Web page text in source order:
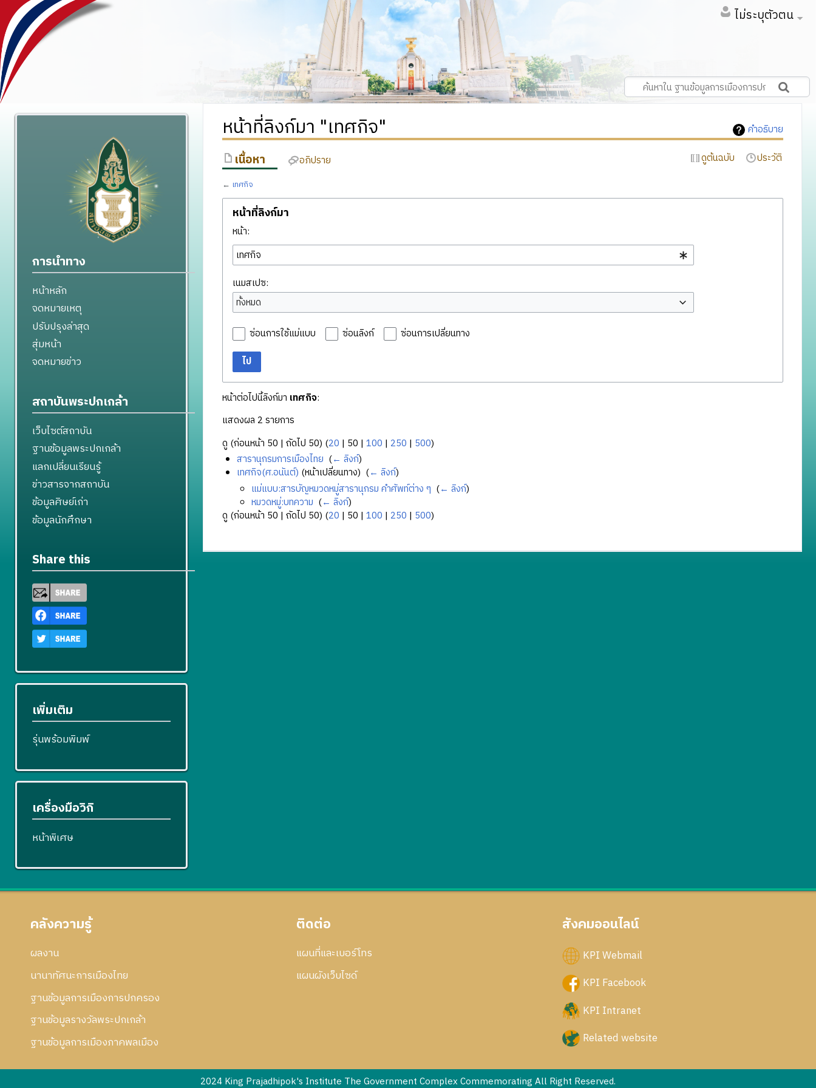
ไม่ระบุตัวตน
คำอธิบาย
หน้าที่ลิงก์มา "เทศกิจ"
เนื้อหา อภิปราย ดูต้นฉบับ ประวัติ
← เทศกิจ
หน้าที่ลิงก์มา
หน้า:
เนมสเปซ:
ทั้งหมด
ซ่อนการใช้แม่แบบ ซ่อนลิงก์
ซ่อนการเปลี่ยนทาง
ไป
หน้าต่อไปนี้ลิงก์มา เทศกิจ:
แสดงผล 2 รายการ
ดู (ก่อนหน้า 50 | ถัดไป 50) (20 | 50 | 100 | 250 | 500)
สารานุกรมการเมืองไทย (← ลิงก์)
เทศกิจ(ศ.อนันต์) (หน้าเปลี่ยนทาง) ‎ (← ลิงก์)
แม่แบบ:สารบัญหมวดหมู่สารานุกรม คำศัพท์ต่าง ๆ (← ลิงก์)
หมวดหมู่:บทความ (← ลิงก์)
ดู (ก่อนหน้า 50 | ถัดไป 50) (20 | 50 | 100 | 250 | 500)
การนำทาง
หน้าหลัก
จดหมายเหตุ
ปรับปรุงล่าสุด
สุ่มหน้า
จดหมายข่าว
สถาบันพระปกเกล้า
เว็บไซต์สถาบัน
ฐานข้อมูลพระปกเกล้า
แลกเปลี่ยนเรียนรู้
ข่าวสารจากสถาบัน
ข้อมูลศิษย์เก่า
ข้อมูลนักศึกษา
Share this
เพิ่มเติม
รุ่นพร้อมพิมพ์
เครื่องมือวิกิ
หน้าพิเศษ
คลังความรู้
ผลงาน
นานาทัศนะการเมืองไทย
ฐานข้อมูลการเมืองการปกครอง
ฐานข้อมูลรางวัลพระปกเกล้า
ฐานข้อมูลการเมืองภาคพลเมือง
ติดต่อ
แผนที่และเบอร์โทร
แผนผังเว็บไซด์
สังคมออนไลน์
KPI Webmail
KPI Facebook
KPI Intranet
Related website
2024 King Prajadhipok's Institute The Government Complex Commemorating All Right Reserved.